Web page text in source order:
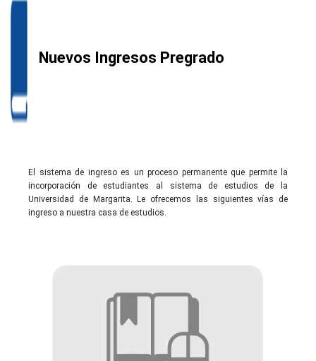
Nuevos Ingresos Pregrado
El sistema de ingreso es un proceso permanente que permite la
incorporación de estudiantes al sistema de estudios de la
Universidad de Margarita. Le ofrecemos las siguientes vías de
ingreso a nuestra casa de estudios.